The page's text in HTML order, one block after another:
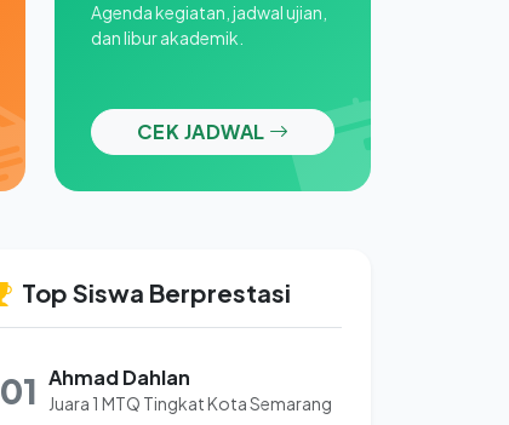
Agenda kegiatan, jadwal ujian,
dan libur akademik.
CEK JADWAL
Top Siswa Berprestasi
01 Ahmad Dahlan
Juara 1 MTQ Tingkat Kota Semarang